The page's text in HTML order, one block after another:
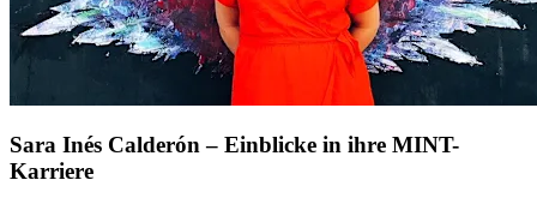
Sara Inés Calderón – Einblicke in ihre MINT-
Karriere